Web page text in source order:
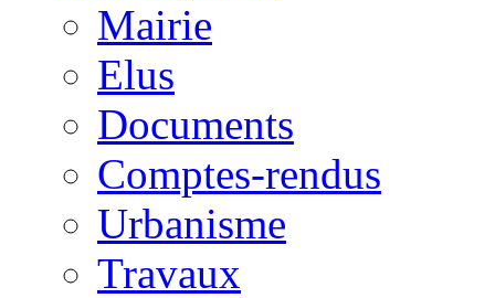
Mairie
Elus
Documents
Comptes-rendus
Urbanisme
Travaux